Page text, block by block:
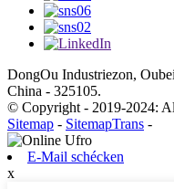
DongOu Industriezon,
China - 325105.
© Copyright - 2019-2024:
Sitemap - SitemapTrans -
E-Mail schécken
x